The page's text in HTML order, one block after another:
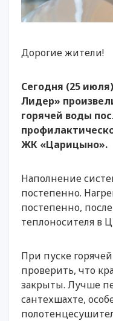
Дорогие жители!
Сегодня (25
Лидер»
горячей воды
ЖК «Царицыно».
Наполнение
постепенно.
постепенно,
теплоносителя в
При пуске
проверить, что
закрыты. Лучше
сантехшахте,